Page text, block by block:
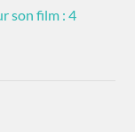
son film : 4